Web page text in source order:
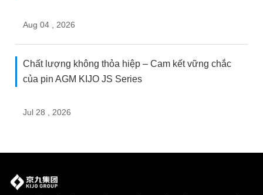
Aug 04 , 2026
Chất lượng không thỏa hiệp – Cam kết vững chắc
của pin AGM KIJO JS Series
Jul 28 , 2026